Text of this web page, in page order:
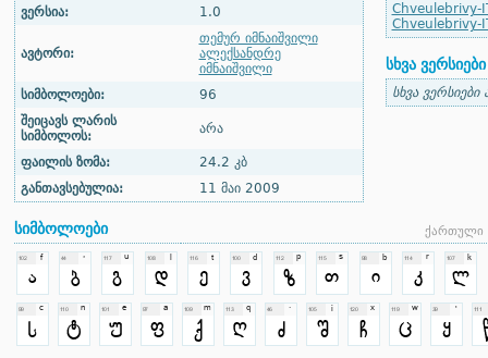
ვერსია:
1.0
ავტორი:
თემურ იმნაიშვილი
ალექსანდრე
იმნაიშვილი
სიმბოლოები:
96
შეიცავს ლარის
სიმბოლოს:
არა
ფაილის ზომა:
24.2 კბ
განთავსებულია:
11 მაი 2009
Chveulebrivy-
Chveulebrivy-
სხვა ვერსიები
სხვა ვერსიები
სიმბოლოები ქართული